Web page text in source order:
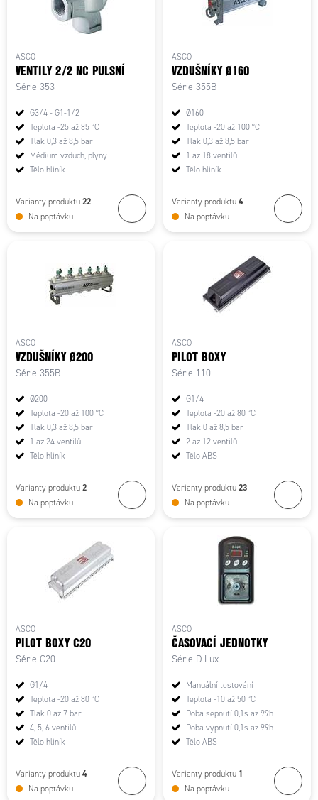
ASCO
VENTILY 2/2 NC PULSNÍ
Série 353
G3/4 - G1-1/2
Teplota -25 až 85 °C
Tlak 0,3 až 8,5 bar
Médium vzduch, plyny
Tělo hliník
Varianty produktu 22
Na poptávku
ASCO
VZDUŠNÍKY Ø160
Série 355B
Ø160
Teplota -20 až 100 °C
Tlak 0,3 až 8,5 bar
1 až 18 ventilů
Tělo hliník
Varianty produktu 4
Na poptávku
ASCO
VZDUŠNÍKY Ø200
Série 355B
Ø200
Teplota -20 až 100 °C
Tlak 0,3 až 8,5 bar
1 až 24 ventilů
Tělo hliník
Varianty produktu 2
Na poptávku
ASCO
PILOT BOXY
Série 110
G1/4
Teplota -20 až 80 °C
Tlak 0 až 8,5 bar
2 až 12 ventilů
Tělo ABS
Varianty produktu 23
Na poptávku
ASCO
PILOT BOXY C20
Série C20
G1/4
Teplota -20 až 80 °C
Tlak 0 až 7 bar
4, 5, 6 ventilů
Tělo hliník
Varianty produktu 4
Na poptávku
ASCO
ČASOVACÍ JEDNOTKY
Série D-Lux
Manuální testování
Teplota -10 až 50 °C
Doba sepnutí 0,1s až 99h
Doba vypnutí 0,1s až 99h
Tělo ABS
Varianty produktu 1
Na poptávku